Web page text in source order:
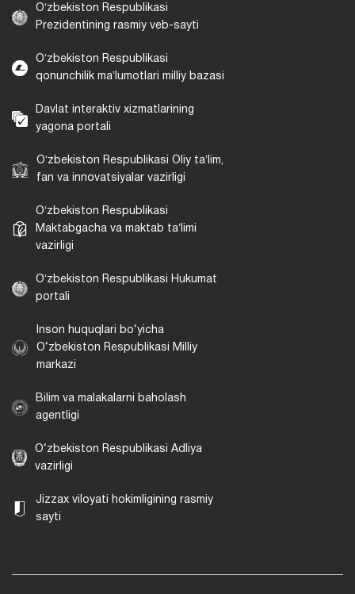
Oʻzbekiston Respublikasi
Prezidentining rasmiy veb-sayti
Oʻzbekiston Respublikasi
qonunchilik maʼlumotlari milliy bazasi
Davlat interaktiv xizmatlarining
yagona portali
Oʻzbekiston Respublikasi Oliy taʼlim,
fan va innovatsiyalar vazirligi
Oʻzbekiston Respublikasi
Maktabgacha va maktab taʼlimi
vazirligi
Oʻzbekiston Respublikasi Hukumat
portali
Inson huquqlari bo‘yicha
O‘zbekiston Respublikasi Milliy
markazi
Bilim va malakalarni baholash
agentligi
O‘zbekiston Respublikasi Adliya
vazirligi
Jizzax viloyati hokimligining rasmiy
sayti